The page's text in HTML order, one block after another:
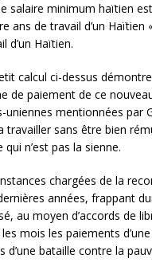
salaire minimum haïtien
ans de travail d’un
d’un Haïtien.
calcul ci-dessus
de paiement de ce
uniennes mentionnées par
travailler sans être bien
qui n’est pas la sienne.
chargées de la
années, frappant
au moyen d’accords de
mois les paiements
d’une bataille contre la